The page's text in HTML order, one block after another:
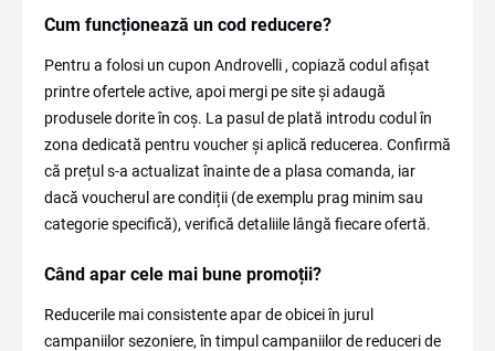
Cum funcționează un cod reducere?
Pentru a folosi un cupon Androvelli , copiază codul afișat
printre ofertele active, apoi mergi pe site și adaugă
produsele dorite în coș. La pasul de plată introdu codul în
zona dedicată pentru voucher și aplică reducerea. Confirmă
că prețul s-a actualizat înainte de a plasa comanda, iar
dacă voucherul are condiții (de exemplu prag minim sau
categorie specifică), verifică detaliile lângă fiecare ofertă.
Când apar cele mai bune promoții?
Reducerile mai consistente apar de obicei în jurul
campaniilor sezoniere, în timpul campaniilor de reduceri de